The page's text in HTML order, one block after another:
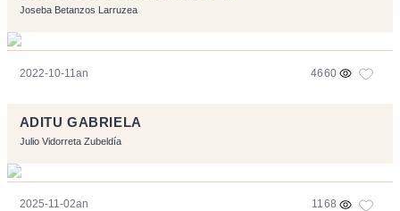
Joseba Betanzos Larruzea
2022-10-11an 4660
ADITU GABRIELA
Julio Vidorreta Zubeldía
2025-11-02an 1168